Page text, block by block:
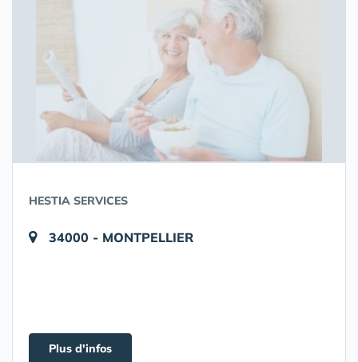
HESTIA SERVICES
34000 - MONTPELLIER
Plus d'infos